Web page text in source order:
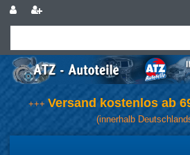
+++ Versand kostenlos ab
(innerhalb